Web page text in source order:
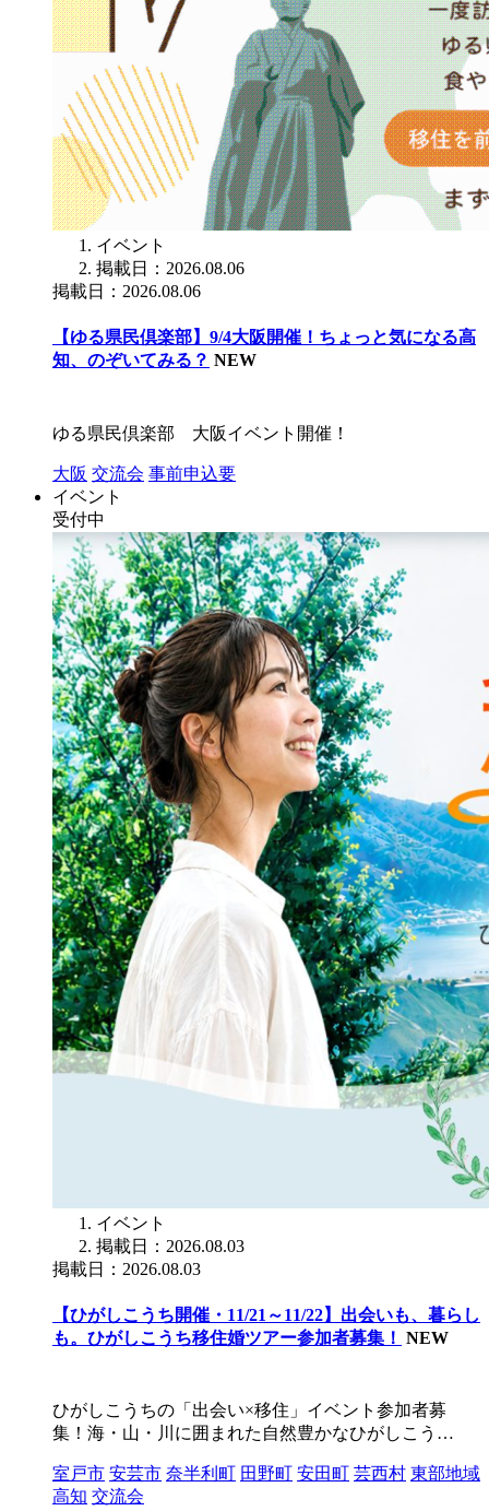
イベント
掲載日：2026.08.06
掲載日：2026.08.06
【ゆる県民倶楽部】9/4大阪開催！ちょっと気になる高
知、のぞいてみる？ NEW
ゆる県民倶楽部 大阪イベント開催！
大阪 交流会 事前申込要
イベント
受付中
イベント
掲載日：2026.08.03
掲載日：2026.08.03
【ひがしこうち開催・11/21～11/22】出会いも、暮らし
も。ひがしこうち移住婚ツアー参加者募集！ NEW
ひがしこうちの「出会い×移住」イベント参加者募
集！海・山・川に囲まれた自然豊かなひがしこう…
室戸市 安芸市 奈半利町 田野町 安田町 芸西村 東部地域
高知 交流会